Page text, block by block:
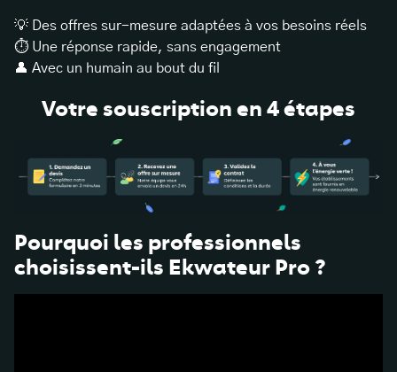
💡 Des offres sur-mesure adaptées à vos besoins réels
⏱️ Une réponse rapide, sans engagement
👤 Avec un humain au bout du fil
Votre souscription en 4 étapes
Pourquoi les professionnels
choisissent-ils Ekwateur Pro ?